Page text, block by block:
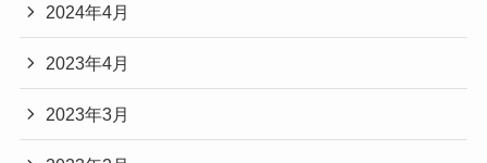
2024年4月
2023年4月
2023年3月